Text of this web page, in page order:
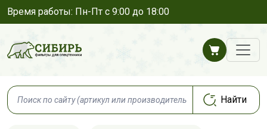
Время работы: Пн-Пт с 9:00 до 18:00